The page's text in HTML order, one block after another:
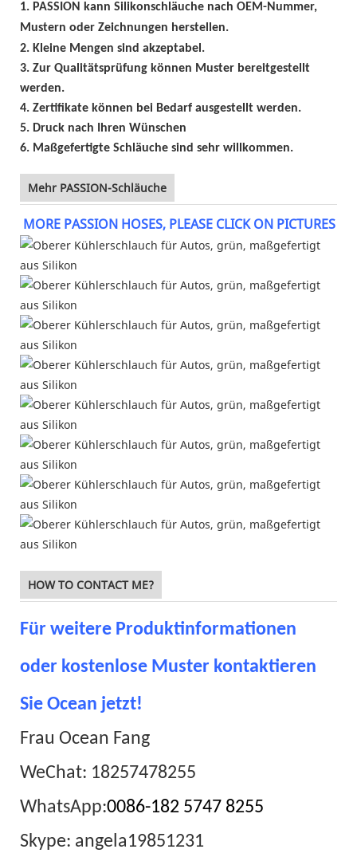
1. PASSION kann Silikonschläuche nach OEM-Nummer,
Mustern oder Zeichnungen herstellen.
2. Kleine Mengen sind akzeptabel.
3. Zur Qualitätsprüfung können Muster bereitgestellt
werden.
4. Zertifikate können bei Bedarf ausgestellt werden.
5. Druck nach Ihren Wünschen
6. Maßgefertigte Schläuche sind sehr willkommen.
Mehr PASSION-Schläuche
MORE PASSION HOSES, PLEASE CLICK ON PICTURES
HOW TO CONTACT ME?
Für weitere Produktinformationen
oder kostenlose Muster kontaktieren
Sie Ocean jetzt!
Frau Ocean Fang
WeChat: 18257478255
WhatsApp:0086-182 5747 8255
Skype: angela19851231